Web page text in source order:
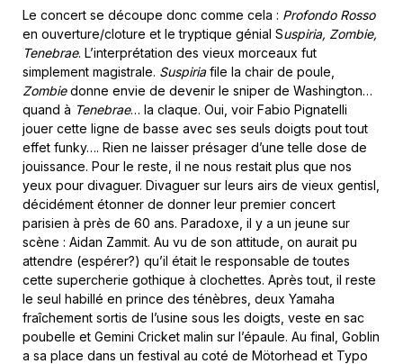
Le concert se découpe donc comme cela : Profondo Rosso
en ouverture/cloture et le tryptique génial Suspiria, Zombie,
Tenebrae. L’interprétation des vieux morceaux fut
simplement magistrale. Suspiriafile la chair de poule,
Zombiedonne envie de devenir le sniper de Washington…
quand à Tenebrae… la claque. Oui, voir Fabio Pignatelli
jouer cette ligne de basse avec ses seuls doigts pout tout
effet funky…. Rien ne laisser présager d’une telle dose de
jouissance. Pour le reste, il ne nous restait plus que nos
yeux pour divaguer. Divaguer sur leurs airs de vieux gentisl,
décidément étonner de donner leur premier concert
parisien à près de 60 ans. Paradoxe, il y a un jeune sur
scène : Aidan Zammit. Au vu de son attitude, on aurait pu
attendre (espérer?) qu’il était le responsable de toutes
cette supercherie gothique à clochettes. Après tout, il reste
le seul habillé en prince des ténèbres, deux Yamaha
fraîchement sortis de l’usine sous les doigts, veste en sac
poubelle et Gemini Cricket malin sur l’épaule. Au final, Goblin
a sa place dans un festival au coté de Mötorhead et Typo